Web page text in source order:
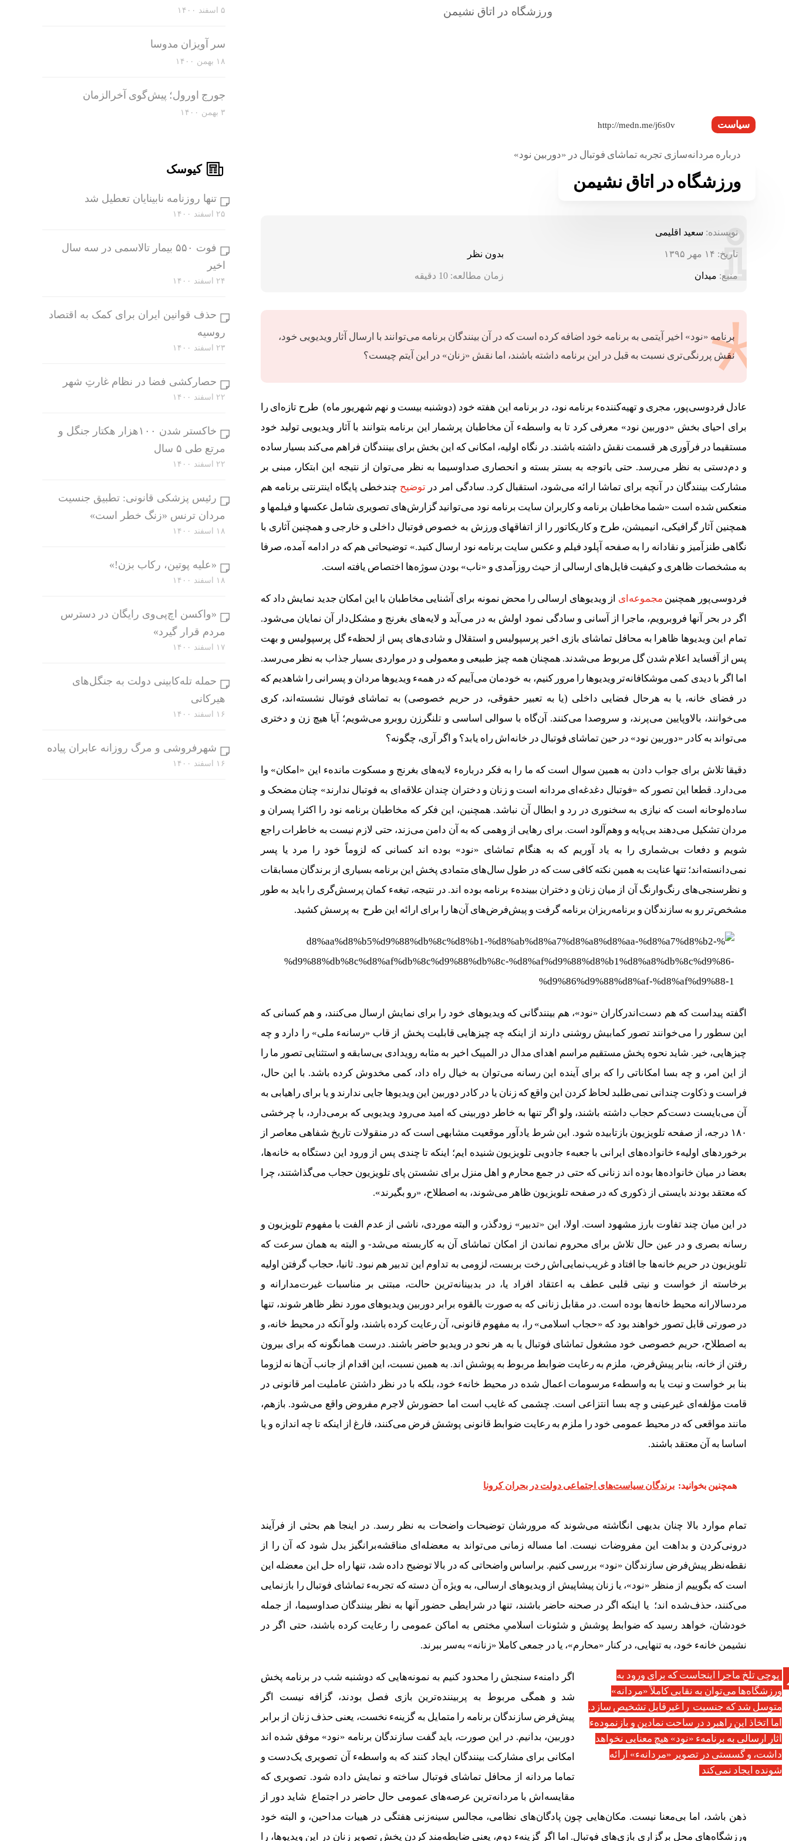
سیاست
درباره مردانه‌سازی تجربه تماشای فوتبال در «دوربین نود»
ورزشگاه در اتاق نشیمن
نویسنده: سعید اقلیمی
تاریخ: ۱۴ مهر ۱۳۹۵ بدون نظر
منبع: میدان زمان مطالعه: 10 دقیقه
برنامه «نود» اخیر آیتمی به برنامه خود اضافه کرده است که در آن بینندگان برنامه می‌توانند با ارسال آثار ویدیویی خود،
نقش پررنگی‌تری نسبت به قبل در این برنامه داشته باشند، اما نقش «زنان» در این آیتم چیست؟
عادل فردوسی‌پور، مجری و تهیه‌کنندهء برنامه نود، در برنامه این هفته خود (دوشنبه بیست و نهم شهریور ماه) طرح تازه‌ای را
برای احیای بخش «دوربین نود» معرفی کرد تا به واسطهء آن مخاطبان پرشمار این برنامه بتوانند با آثار ویدیویی تولید خود
مستقیما در فرآوری هر قسمت نقش داشته باشند. در نگاه اولیه، امکانی که این بخش برای بینندگان فراهم می‌کند بسیار ساده
و دم‌دستی به نظر می‌رسد. حتی باتوجه به بستر بسته و انحصاری صداوسیما به نظر می‌توان از نتیجه این ابتکار، مبنی بر
مشارکت بینندگان در آنچه برای تماشا ارائه می‌شود، استقبال کرد. سادگی امر در توضیح چندخطی پایگاه اینترنتی برنامه هم
منعکس شده است «شما مخاطبان برنامه و کاربران سایت برنامه نود می‌توانید گزارش‌های تصویری شامل عکسها و فیلمها و
همچنین آثار گرافیکی، انیمیشن، طرح و کاریکاتور را از اتفاقهای ورزش به خصوص فوتبال داخلی و خارجی و همچنین آثاری با
نگاهی طنزآمیز و نقادانه را به صفحه آپلود فیلم و عکس سایت برنامه نود ارسال کنید.» توضیحاتی هم که در ادامه آمده، صرفا
به مشخصات ظاهری و کیفیت فایل‌های ارسالی از حیث روزآمدی و «ناب» بودن سوژه‌ها اختصاص یافته است.
فردوسی‌پور همچنین مجموعه‌ای از ویدیوهای ارسالی را محض نمونه برای آشنایی مخاطبان با این امکان جدید نمایش داد که
اگر در بحر آنها فروبرویم، ماجرا از آسانی و سادگی نمود اولش به در می‌آید و لایه‌های بغرنج و مشکل‌دار آن نمایان می‌شود.
تمام این ویدیوها ظاهرا به محافل تماشای بازی اخیر پرسپولیس و استقلال و شادی‌های پس از لحظهء گل پرسپولیس و بهت
پس از آفساید اعلام شدن گل مربوط می‌شدند. همچنان همه چیز طبیعی و معمولی و در مواردی بسیار جذاب به نظر می‌رسد.
اما اگر با دیدی کمی موشکافانه‌تر ویدیوها را مرور کنیم، به خودمان می‌آییم که در همهء ویدیوها مردان و پسرانی را شاهدیم که
در فضای خانه، یا به هرحال فضایی داخلی (یا به تعبیر حقوقی، در حریم خصوصی) به تماشای فوتبال نشسته‌اند، کری‌
می‌خوانند، بالاوپایین می‌پرند، و سروصدا می‌کنند. آن‌گاه با سوالی اساسی و تلنگرزن روبرو می‌شویم؛ آیا هیچ زن و دختری
می‌تواند به کادر «دوربین نود» در حین تماشای فوتبال در خانه‌اش راه یابد؟ و اگر آری، چگونه؟
دقیقا تلاش برای جواب دادن به همین سوال است که ما را به فکر دربارهء لایه‌های بغرنج و مسکوت ماندهء این «امکان» وا
می‌دارد. قطعا این تصور که «فوتبال دغدغه‌ای مردانه است و زنان و دختران چندان علاقه‌ای به فوتبال ندارند» چنان مضحک و
ساده‌لوحانه است که نیازی به سخنوری در رد و ابطال آن نباشد. همچنین، این فکر که مخاطبان برنامه نود را اکثرا پسران و
مردان تشکیل می‌دهند بی‌پایه و وهم‌آلود است. برای رهایی از وهمی که به آن دامن می‌زند، حتی لازم نیست به خاطرات راجع
شویم و دفعات بی‌شماری را به یاد آوریم که به هنگام تماشای «نود» بوده اند کسانی که لزوماً خود را مرد یا پسر
نمی‌دانسته‌اند؛ تنها عنایت به همین نکته کافی ست که در طول سال‌های متمادی پخش این برنامه بسیاری از برندگان مسابقات
و نظرسنجی‌های رنگ‌وارنگ آن از میان زنان و دختران بییندهء برنامه بوده اند. در نتیجه، تیغهء کمان پرسش‌گری را باید به طور
مشخص‌تر رو به سازندگان و برنامه‌ریزان برنامه گرفت و پیش‌فرض‌های آن‌ها را برای ارائه این طرح به پرسش کشید.
اگفته پیداست که هم دست‌اندرکاران «نود»، هم بینندگانی که ویدیوهای خود را برای نمایش ارسال می‌کنند، و هم کسانی که
این سطور را می‌خوانند تصور کمابیش روشنی دارند از اینکه چه چیزهایی قابلیت پخش از قاب «رسانهء ملی» را دارد و چه
چیزهایی، خیر. شاید نحوه پخش مستقیم مراسم اهدای مدال در المپیک اخیر به مثابه رویدادی بی‌سابقه و استثنایی تصور ما را
از این امر، و چه بسا امکاناتی را که برای آینده این رسانه می‌توان به خیال راه داد، کمی مخدوش کرده باشد. با این حال،
فراست و ذکاوت چندانی نمی‌طلبد لحاظ کردن این واقع که زنان یا در کادر دوربین این ویدیوها جایی ندارند و یا برای راهیابی به
آن می‌بایست دست‌کم حجاب داشته باشند، ولو اگر تنها به خاطر دوربینی که امید می‌رود ویدیویی که برمی‌دارد، با چرخشی
۱۸۰ درجه، از صفحه تلویزیون بازتابیده شود. این شرط یادآور موقعیت مشابهی است که در منقولات تاریخ شفاهی معاصر از
برخوردهای اولیهء خانواده‌های ایرانی با جعبهء جادویی تلویزیون شنیده ایم؛ اینکه تا چندی پس از ورود این دستگاه به خانه‌ها،
بعضا در میان خانواده‌ها بوده اند زنانی که حتی در جمع محارم و اهل منزل برای نشستن پای تلویزیون حجاب می‌گذاشتند، چرا
که معتقد بودند بایستی از ذکوری که در صفحه تلویزیون ظاهر می‌شوند، به اصطلاح، «رو بگیرند».
در این میان چند تفاوت بارز مشهود است. اولا، این «تدبیر» زودگذر، و البته موردی، ناشی از عدم الفت با مفهوم تلویزیون و
رسانه بصری و در عین حال تلاش برای محروم نماندن از امکان تماشای آن به کاربسته می‌شد- و البته به همان سرعت که
تلویزیون در حریم خانه‌ها جا افتاد و غریب‌نمایی‌اش رخت بربست، لزومی به تداوم این تدبیر هم نبود. ثانیا، حجاب گرفتن اولیه
برخاسته از خواست و نیتی قلبی عطف به اعتقاد افراد یا، در بدبینانه‌ترین حالت، مبتنی بر مناسبات غیرت‌مدارانه و
مردسالارانه محیط خانه‌ها بوده است. در مقابل زنانی که به صورت بالقوه برابر دوربین ویدیوهای مورد نظر ظاهر شوند، تنها
در صورتی قابل تصور خواهند بود که «حجاب اسلامی» را، به مفهوم قانونی، آن رعایت کرده باشند، ولو آنکه در محیط خانه، و
به اصطلاح، حریم خصوصی خود مشغول تماشای فوتبال یا به هر نحو در ویدیو حاضر باشند. درست همانگونه که برای بیرون
رفتن از خانه، بنابر پیش‌فرض، ملزم به رعایت ضوابط مربوط به پوشش اند. به همین نسبت، این اقدام از جانب آن‌ها نه لزوما
بنا بر خواست و نیت یا به واسطهء مرسومات ‌اعمال شده در محیط خانهء خود، بلکه با در نظر داشتن عاملیت امر قانونی در
قامت مؤلفه‌ای غیرعینی و چه بسا انتزاعی است. چشمی که غایب است اما حضورش لاجرم مفروض واقع می‌شود. بازهم،
مانند مواقعی که در محیط عمومی خود را ملزم به رعایت ضوابط قانونی پوشش فرض می‌کنند، فارغ از اینکه تا چه اندازه و یا
اساسا به آن معتقد باشند.
همچنین بخوانید: برندگان سیاست‌های اجتماعی دولت در بحران کرونا
تمام موارد بالا چنان بدیهی انگاشته می‌شوند که مرورشان توضیحات واضحات به نظر رسد. در اینجا هم بحثی از فرآیند
درونی‌کردن و بداهت این مفروضات نیست. اما مساله زمانی می‌تواند به معضله‌ای مناقشه‌برانگیز بدل شود که آن را از
نقطه‌نظر پیش‌فرض سازندگان «نود» بررسی کنیم. براساس واضحاتی که در بالا توضیح داده شد، تنها راه حل این معضله این
است که بگوییم از منظر «نود»، یا زنان پیشاپیش از ویدیوهای ارسالی، به ویژه آن دسته که تجربهء تماشای فوتبال را بازنمایی
می‌کنند، حذف‌شده ‌اند؛ یا اینکه اگر در صحنه حاضر باشند، تنها در شرایطی حضور آنها به نظر بینندگان صداوسیما، از جمله
خودشان، خواهد رسید که ضوابط پوشش و شئونات اسلامیِ مختص به اماکن عمومی را رعایت کرده باشند، حتی اگر در
نشیمن خانهء خود، به تنهایی، در کنار «محارم»، یا در جمعی کاملا «زنانه» به‌سر ببرند.
پوچی تلخ ماجرا اینجاست که برای ورود به
ورزشگاه‌ها می‌توان به نقابی کاملاً «مردانه»
متوسل شد که جنسیت را غیرقابل تشخیص سازد.
اما اتخاذ این راهبرد در ساحت نمادین و بازنمودهء
آثار ارسالی به برنامهء «نود» هیچ معنایی نخواهد
داشت، و گسستی در تصویر «مردانهء» ارائه
شونده ایجاد نمی‌کند
اگر دامنهء سنجش را محدود کنیم به نمونه‌هایی که دوشنبه شب در برنامه پخش
شد و همگی مربوط به پربیننده‌ترین بازی فصل بودند، گزافه نیست اگر
پیش‌فرض سازندگان برنامه را متمایل به گزینهء نخست، یعنی حذف زنان از برابر
دوربین، بدانیم. در این صورت، باید گفت سازندگان برنامه «نود» موفق شده اند
امکانی برای مشارکت بینندگان ایجاد کنند که به واسطهء آن تصویری یک‌دست و
تماما مردانه از محافل تماشای فوتبال ساخته و نمایش داده شود. تصویری که
مقایسه‌اش با مردانه‌ترین عرصه‌های عمومی حال حاضر در اجتماع شاید دور از
ذهن باشد، اما بی‌معنا نیست. مکان‌هایی چون پادگان‌های نظامی، مجالس سینه‌زنی هفتگی در هییات مداحین، و البته خود
ورزشگاه‌های محل برگزاری‌ بازی‌های فوتبال. اما اگر گزینهء دوم، یعنی ضابطه‌مند کردن پخش تصویر زنان در این ویدیوها، را
۵ اسفند ۱۴۰۰
سر آویزان مدوسا
۱۸ بهمن ۱۴۰۰
جورج اورول؛ پیش‌گوی آخرالزمان
۳ بهمن ۱۴۰۰
کیوسک
تنها روزنامه نابینایان تعطیل شد
۲۵ اسفند ۱۴۰۰
فوت ۵۵۰ بیمار تالاسمی در سه سال
اخیر
۲۴ اسفند ۱۴۰۰
حذف قوانین ایران برای کمک به اقتصاد
روسیه
۲۳ اسفند ۱۴۰۰
حصارکشی فضا در نظام غارتِ شهر
۲۲ اسفند ۱۴۰۰
خاکستر شدن ۱۰۰هزار هکتار جنگل و
مرتع طی ۵ سال
۲۲ اسفند ۱۴۰۰
رئیس پزشکی قانونی: تطبیق جنسیت
مردان ترنس «زنگ خطر است»
۱۸ اسفند ۱۴۰۰
«علیه پوتین، رکاب بزن!»
۱۸ اسفند ۱۴۰۰
«واکسن اچ‌پی‌وی رایگان در دسترس
مردم قرار گیرد»
۱۷ اسفند ۱۴۰۰
حمله تله‌کابینی دولت به جنگل‌های
هیرکانی
۱۶ اسفند ۱۴۰۰
شهرفروشی و مرگ روزانه عابران پیاده
۱۶ اسفند ۱۴۰۰